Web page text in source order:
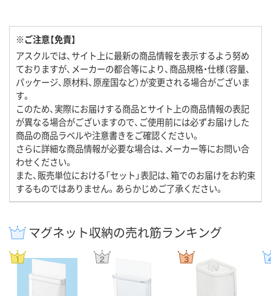
※ご注意【免責】
アスクルでは、サイト上に最新の商品情報を表示するよう努め
ておりますが、メーカーの都合等により、商品規格・仕様（容量、
パッケージ、原材料、原産国など）が変更される場合がございま
す。
このため、実際にお届けする商品とサイト上の商品情報の表記
が異なる場合がございますので、ご使用前には必ずお届けした
商品の商品ラベルや注意書きをご確認ください。
さらに詳細な商品情報が必要な場合は、メーカー等にお問い合
わせください。
また、販売単位における「セット」表記は、箱でのお届けをお約束
するものではありません。あらかじめご了承ください。
マグネット収納の売れ筋ランキング